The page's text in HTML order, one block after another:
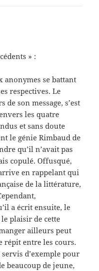
» :
anonymes se battant
respectives. Le
son message, s’est
les quatre
et sans doute
le génie Rimbaud de
qu’il n’avait pas
copulé. Offusqué,
en rappelant qui
de la littérature,
a écrit ensuite, le
plaisir de cette
ailleurs peut
répit entre les cours.
d’exemple pour
beaucoup de jeune,